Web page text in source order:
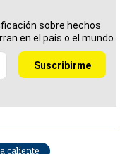
sobre hechos
en el país o el mundo.
caliente